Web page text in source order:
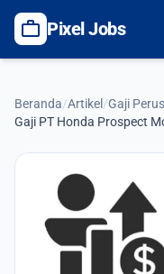
work Pixel Jobs
Beranda/Artikel /Gaji
Gaji PT Honda Prospect